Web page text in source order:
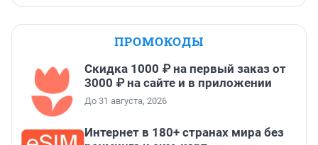
ПРОМОКОДЫ
Скидка 1000 ₽ на первый заказ от
3000 ₽ на сайте и в приложении
До 31 августа, 2026
Интернет в 180+ странах мира без